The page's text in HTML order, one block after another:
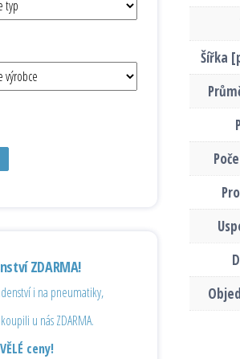
Šířka
ZDARMA!
i na pneumatiky,
u nás ZDARMA.
ceny!